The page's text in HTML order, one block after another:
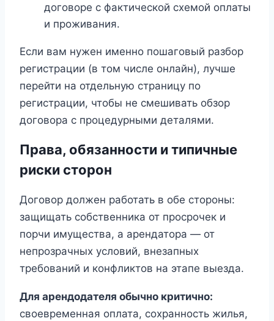
договоре с фактической схемой оплаты
и проживания.
Если вам нужен именно пошаговый разбор
регистрации (в том числе онлайн), лучше
перейти на отдельную страницу по
регистрации, чтобы не смешивать обзор
договора с процедурными деталями.
Права, обязанности и типичные
риски сторон
Договор должен работать в обе стороны:
защищать собственника от просрочек и
порчи имущества, а арендатора — от
непрозрачных условий, внезапных
требований и конфликтов на этапе выезда.
Для арендодателя обычно критично:
своевременная оплата, сохранность жилья,